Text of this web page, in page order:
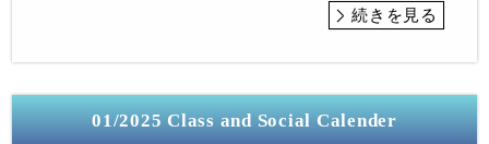
続きを見る
01/2025 Class and Social Calender